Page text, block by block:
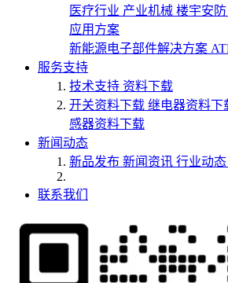
医疗行业 产业机械 楼宇安防
应用方案
新能源电子部件解决方案
服务支持
技术支持 资料下载
开关资料下载 继电器资料下
感器资料下载
新闻动态
新品发布 新闻资讯 行业动态
联系我们